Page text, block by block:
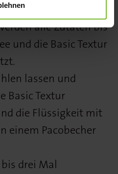
alle Zutaten bis
und die Basic Textur
lassen und
Basic Textur
die Flüssigkeit mit
einem Pacobecher
drei Mal